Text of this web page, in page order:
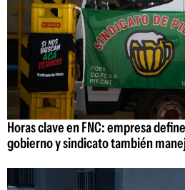
Horas clave en FNC: empresa
gobierno y sindicato también